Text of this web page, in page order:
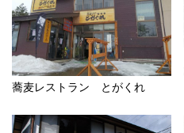
蕎麦レストラン とがくれ